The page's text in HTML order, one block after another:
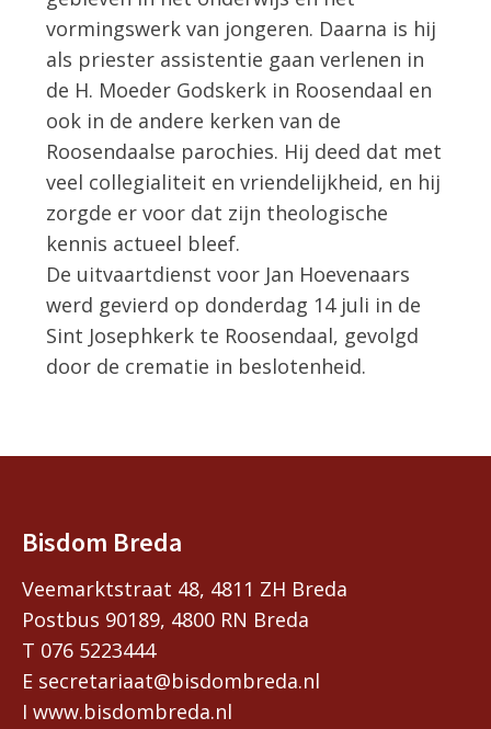
vormingswerk van jongeren. Daarna is hij
als priester assistentie gaan verlenen in
de H. Moeder Godskerk in Roosendaal en
ook in de andere kerken van de
Roosendaalse parochies. Hij deed dat met
veel collegialiteit en vriendelijkheid, en hij
zorgde er voor dat zijn theologische
kennis actueel bleef.
De uitvaartdienst voor Jan Hoevenaars
werd gevierd op donderdag 14 juli in de
Sint Josephkerk te Roosendaal, gevolgd
door de crematie in beslotenheid.
Bisdom Breda
Veemarktstraat 48, 4811 ZH Breda
Postbus 90189, 4800 RN Breda
T 076 5223444
E secretariaat@bisdombreda.nl
I www.bisdombreda.nl